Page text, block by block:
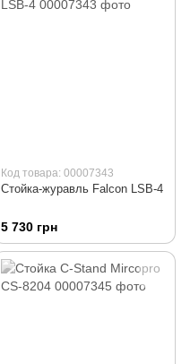
Код товара: 00007343
Стойка-журавль Falcon LSB-4
5 730 грн